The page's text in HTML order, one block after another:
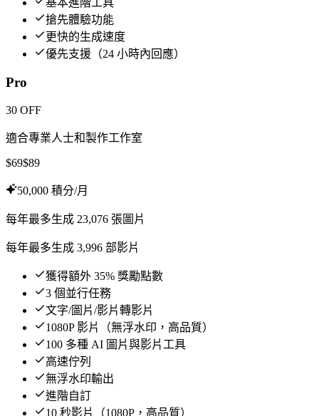
基本進階工具
搶先體驗功能
更快的生成速度
優先支援（24 小時內回應）
Pro
30 OFF
適合專業人士和製作工作室
$69$89
50,000 積分/月
每年最多生成 23,076 張圖片
每年最多生成 3,996 部影片
獲得額外 35% 獎勵點數
3 個並行任務
文字/圖片/影片轉影片
1080P 影片（無浮水印，高品質）
100 多種 AI 圖片與影片工具
高速佇列
無浮水印輸出
進階自訂
10 秒影片（1080P，高品質）